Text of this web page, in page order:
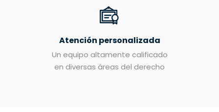
Atención personalizada
Un equipo altamente calificado
en diversas áreas del derecho